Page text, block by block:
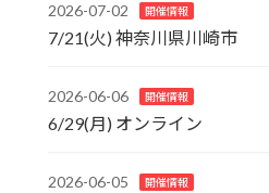
2026-07-02 開催情報
7/21(火) 神奈川県川崎市
2026-06-06 開催情報
6/29(月) オンライン
2026-06-05 開催情報